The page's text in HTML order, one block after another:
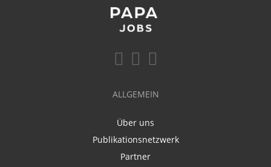
ALLGEMEIN
Über uns
Publikationsnetzwerk
Partner